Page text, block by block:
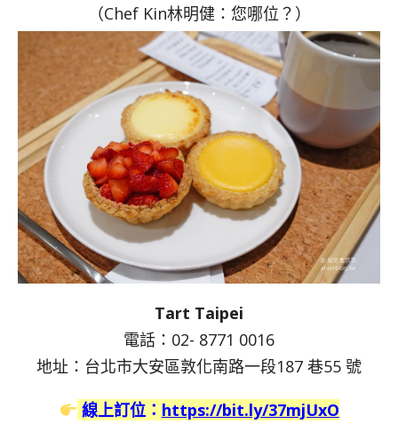
（Chef Kin林明健：您哪位？）
Tart Taipei
電話：02- 8771 0016
地址：台北市大安區敦化南路一段187 巷55 號
線上訂位： https://bit.ly/37mjUxO